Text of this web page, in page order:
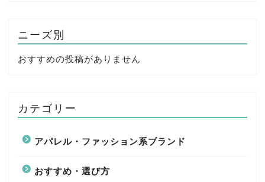
ニーズ別
おすすめの投稿がありません
カテゴリー
アパレル・ファッション系ブランド
おすすめ・選び方